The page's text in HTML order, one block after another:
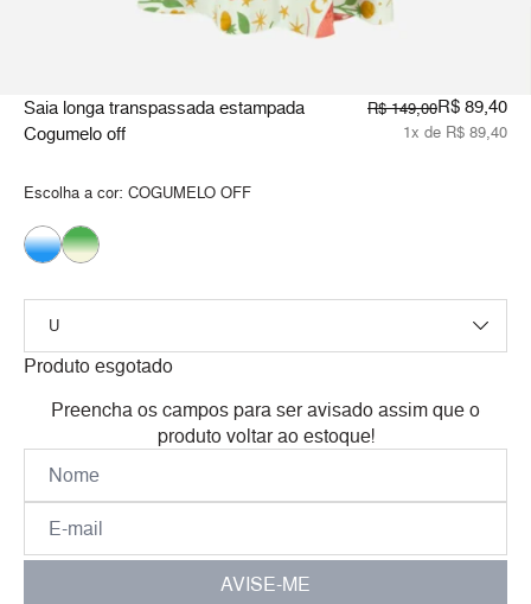
Saia longa transpassada estampada
Cogumelo off
R$ 149,00R$ 89,40
1x de R$ 89,40
Escolha a cor: COGUMELO OFF
Produto esgotado
Preencha os campos para ser avisado assim que o
produto voltar ao estoque!
AVISE-ME